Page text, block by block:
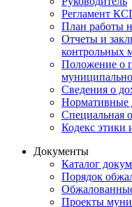
Регламент
План работы
Отчеты и
контрольных
Положение о
Сведения о
Нормативные
Специальная
Кодекс этики
Документы
Каталог
Порядок
Проекты